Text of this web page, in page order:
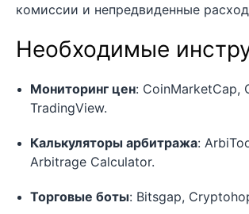
комиссии и непредвиденные
Необходимые
Мониторинг цен: CoinMarketCap,
TradingView.
Калькуляторы арбитража:
Arbitrage Calculator.
Торговые боты: Bitsgap,